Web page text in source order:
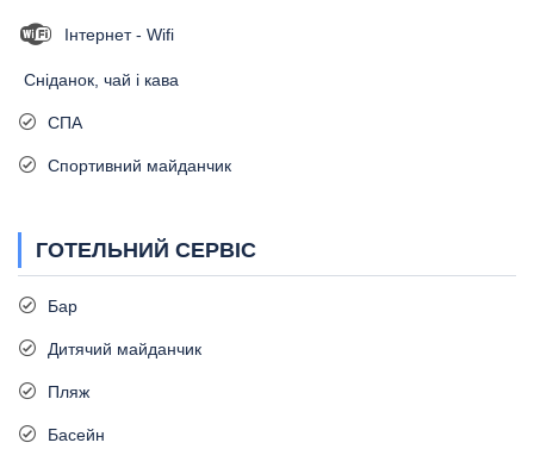
Інтернет - Wifi
Сніданок, чай і кава
СПА
Спортивний майданчик
ГОТЕЛЬНИЙ СЕРВІС
Бар
Дитячий майданчик
Пляж
Басейн